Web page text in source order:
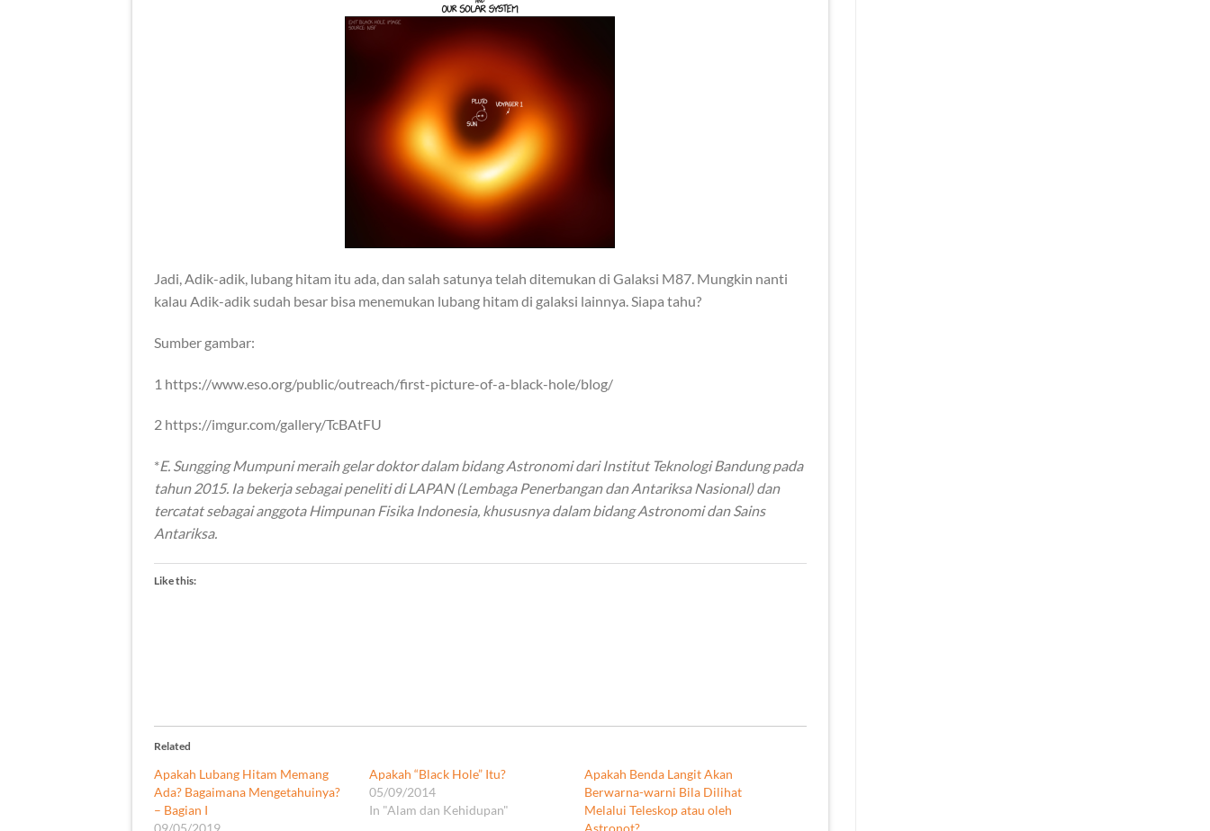
Jadi, Adik-adik, lubang hitam itu ada, dan salah satunya telah ditemukan di Galaksi M87. Mungkin nanti
kalau Adik-adik sudah besar bisa menemukan lubang hitam di galaksi lainnya. Siapa tahu?
Sumber gambar:
1 https://www.eso.org/public/outreach/first-picture-of-a-black-hole/blog/
2 https://imgur.com/gallery/TcBAtFU
*E. Sungging Mumpuni meraih gelar doktor dalam bidang Astronomi dari Institut Teknologi Bandung pada
tahun 2015. Ia bekerja sebagai peneliti di LAPAN (Lembaga Penerbangan dan Antariksa Nasional) dan
tercatat sebagai anggota Himpunan Fisika Indonesia, khususnya dalam bidang Astronomi dan Sains
Antariksa.
Like this:
Related
Apakah Lubang Hitam Memang
Ada? Bagaimana Mengetahuinya?
– Bagian I
09/05/2019
Apakah “Black Hole” Itu?
05/09/2014
In "Alam dan Kehidupan"
Apakah Benda Langit Akan
Berwarna-warni Bila Dilihat
Melalui Teleskop atau oleh
Astronot?